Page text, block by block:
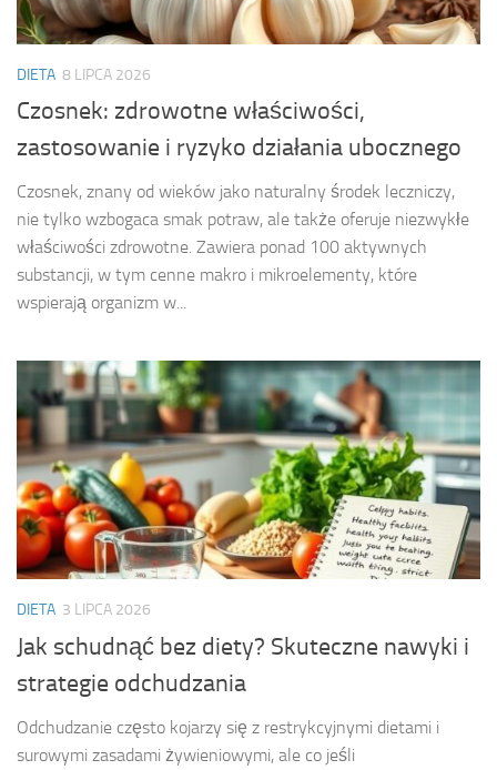
DIETA 8 LIPCA 2026
Czosnek: zdrowotne właściwości,
zastosowanie i ryzyko działania ubocznego
Czosnek, znany od wieków jako naturalny środek leczniczy,
nie tylko wzbogaca smak potraw, ale także oferuje niezwykłe
właściwości zdrowotne. Zawiera ponad 100 aktywnych
substancji, w tym cenne makro i mikroelementy, które
wspierają organizm w...
DIETA 3 LIPCA 2026
Jak schudnąć bez diety? Skuteczne nawyki i
strategie odchudzania
Odchudzanie często kojarzy się z restrykcyjnymi dietami i
surowymi zasadami żywieniowymi, ale co jeśli